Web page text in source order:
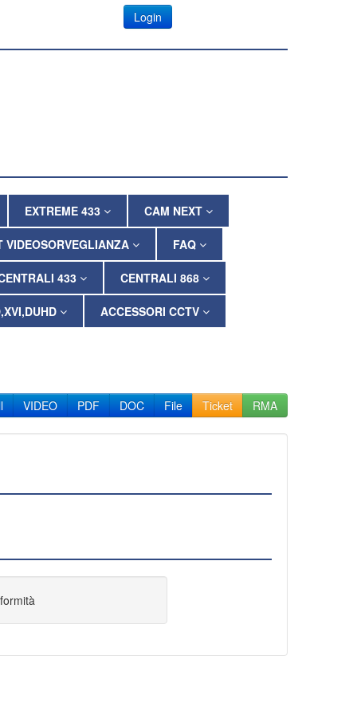
Login
EXTREME 433 CAM NEXT
VIDEOSORVEGLIANZA FAQ
433 CENTRALI 868
ACCESSORI CCTV
VIDEO PDF DOC File Ticket RMA